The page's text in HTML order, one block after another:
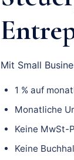
Mit Small
1 % auf
Monatliche
Keine MwSt-
Keine